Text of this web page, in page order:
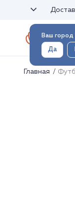
Ваш город
Да
Главная